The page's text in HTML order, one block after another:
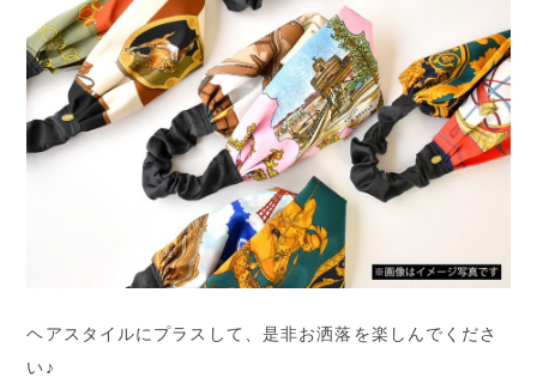
ヘアスタイルにプラスして、是非お洒落を楽しんでくださ
い♪